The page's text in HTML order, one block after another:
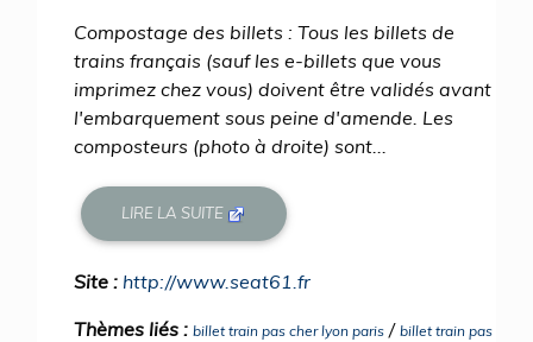
Compostage des billets : Tous les billets de
trains français (sauf les e-billets que vous
imprimez chez vous) doivent être validés avant
l'embarquement sous peine d'amende. Les
composteurs (photo à droite) sont...
LIRE LA SUITE
Site : http://www.seat61.fr
Thèmes liés : billet train pas cher lyon paris / billet train pas